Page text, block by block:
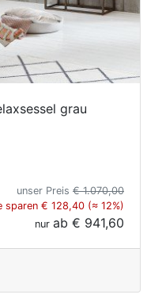
grau
unser Preis € 1.070,00
sparen € 128,40 (≈ 12%)
nur ab € 941,60